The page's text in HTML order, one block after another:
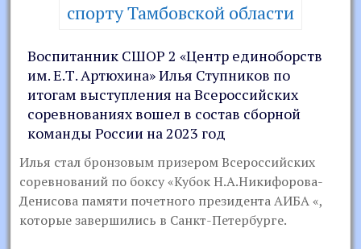
спорту Тамбовской области
Воспитанник СШОР 2 «Центр единоборств
им. Е.Т. Артюхина» Илья Ступников по
итогам выступления на Всероссийских
соревнованиях вошел в состав сборной
команды России на 2023 год
Илья стал бронзовым призером Всероссийских
соревнований по боксу «Кубок Н.А.Никифорова-
Денисова памяти почетного президента АИБА «,
которые завершились в Санкт-Петербурге.